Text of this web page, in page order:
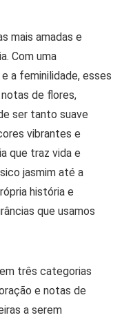
mais amadas e
Com uma
a feminilidade, esses
de flores,
ser tanto suave
vibrantes e
que traz vida e
jasmim até a
história e
que usamos
três categorias
e notas de
a serem